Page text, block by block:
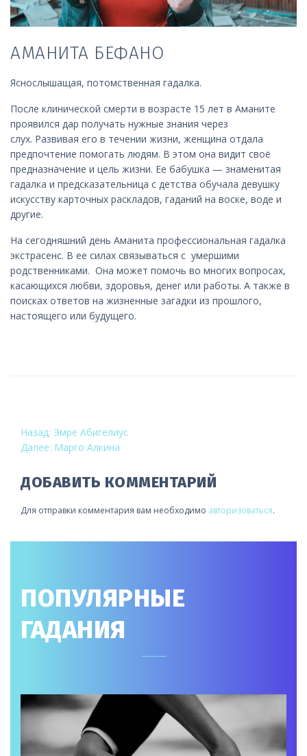
АМАНИТА БЕФАНО
Яснослышащая, потомственная гадалка.
После клинической смерти в возрасте 15 лет в Аманите
проявился дар получать нужные знания через
слух. Развивая его в течении жизни, женщина отдала
предпочтение помогать людям. В этом она видит своё
предназначение и цель жизни. Ее бабушка — знаменитая
гадалка и предсказательница с детства обучала девушку
искусству карточных раскладов, гаданий на воске, воде и
другие.
На сегодняшний день Аманита профессиональная гадалка
экстрасенс. В ее силах связываться с умершими
родственниками. Она может помочь во многих вопросах,
касающихся любви, здоровья, денег или работы. А также в
поисках ответов на жизненные загадки из прошлого,
настоящего или будущего.
НАВИГАЦИЯ
ПО
ЗАПИСЯМ
Назад: Эмре Абигелиус
Далее: Марго Алкина
ДОБАВИТЬ КОММЕНТАРИЙ
Для отправки комментария вам необходимо авторизоваться.
ПОПУЛЯРНЫЕ
ГАДАНИЯ